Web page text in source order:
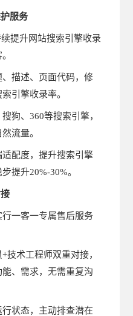
服务
提升网站搜索引擎收录
描述、页面代码，修
引擎收录率。
狗、360等搜索引擎，
流量。
配度，提升搜索引擎
提升20%-30%。
一客一专属售后服务
技术工程师双重对接，
、需求，无需重复沟
状态，主动排查潜在